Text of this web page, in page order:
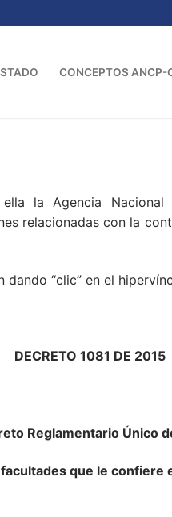
CONCEPTOS ANCP-
la Agencia Nacional
con la
“clic” en el
DECRETO 1081 DE 2015
Reglamentario Único
que le